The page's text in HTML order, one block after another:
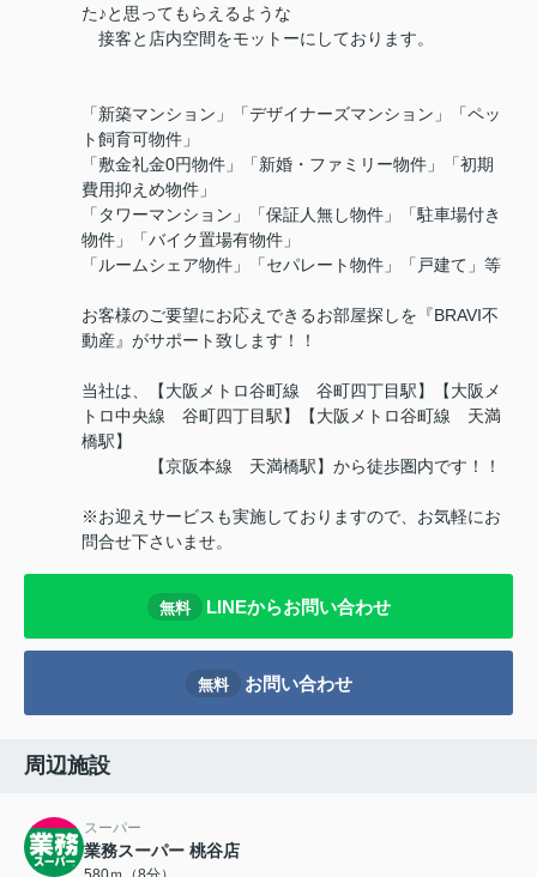
た♪と思ってもらえるような
接客と店内空間をモットーにしております。
「新築マンション」「デザイナーズマンション」「ペッ
ト飼育可物件」
「敷金礼金0円物件」「新婚・ファミリー物件」「初期
費用抑えめ物件」
「タワーマンション」「保証人無し物件」「駐車場付き
物件」「バイク置場有物件」
「ルームシェア物件」「セパレート物件」「戸建て」等
お客様のご要望にお応えできるお部屋探しを『BRAVI不
動産』がサポート致します！！
当社は、【大阪メトロ谷町線 谷町四丁目駅】【大阪メ
トロ中央線 谷町四丁目駅】【大阪メトロ谷町線 天満
橋駅】
【京阪本線 天満橋駅】から徒歩圏内です！！
※お迎えサービスも実施しておりますので、お気軽にお
問合せ下さいませ。
無料 LINEからお問い合わせ
無料 お問い合わせ
周辺施設
スーパー
業務スーパー 桃谷店